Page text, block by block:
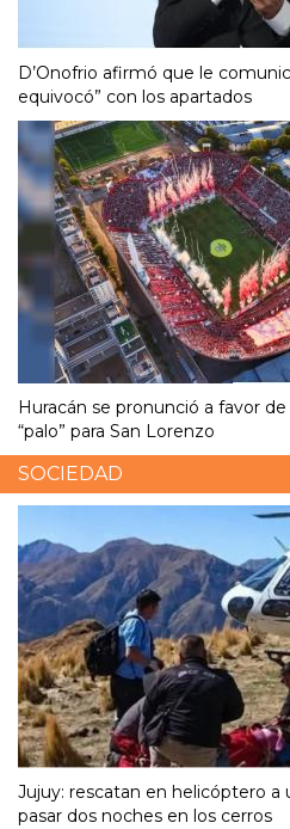
D’Onofrio afirmó que le
equivocó” con los apartados
Huracán se pronunció a favor
“palo” para San Lorenzo
SOCIEDAD
Jujuy: rescatan en helicóptero a
pasar dos noches en los cerros